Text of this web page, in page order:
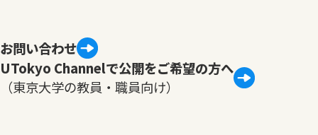
お問い合わせ
UTokyo Channelで公開をご希望の方へ
（東京大学の教員・職員向け）